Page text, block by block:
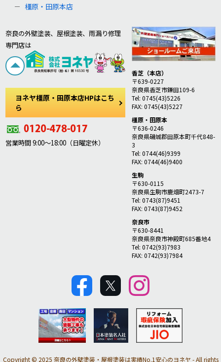
橿原・田原本店
奈良の外壁塗装、屋根塗装、雨漏り修理
専門店は
ヨネヤ橿原・田原本店HPはこち
ら
営業時間 9:00～18:00（日曜定休）
香芝（本店）
〒639-0227
奈良県香芝市鎌田109-6
Tel: 0745(43)5226
FAX: 0745(43)5227
橿原・田原本
〒636-0246
奈良県磯城郡田原本町千代848-
3
Tel: 0744(46)9399
FAX: 0744(46)9400
生駒
〒630-0115
奈良県生駒市鹿畑町2473-7
Tel: 0743(87)9451
FAX: 0743(87)9452
奈良市
〒630-8441
奈良県奈良市神殿町685番地4
Tel: 0742(93)7983
FAX: 0742(93)7984
Copyright © 2025 奈良の外壁塗装・屋根塗装は実績No.1安心のヨネヤ - All rights